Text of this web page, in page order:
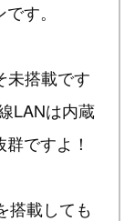
す。
未搭載です
LANは内蔵
ですよ！
搭載しても